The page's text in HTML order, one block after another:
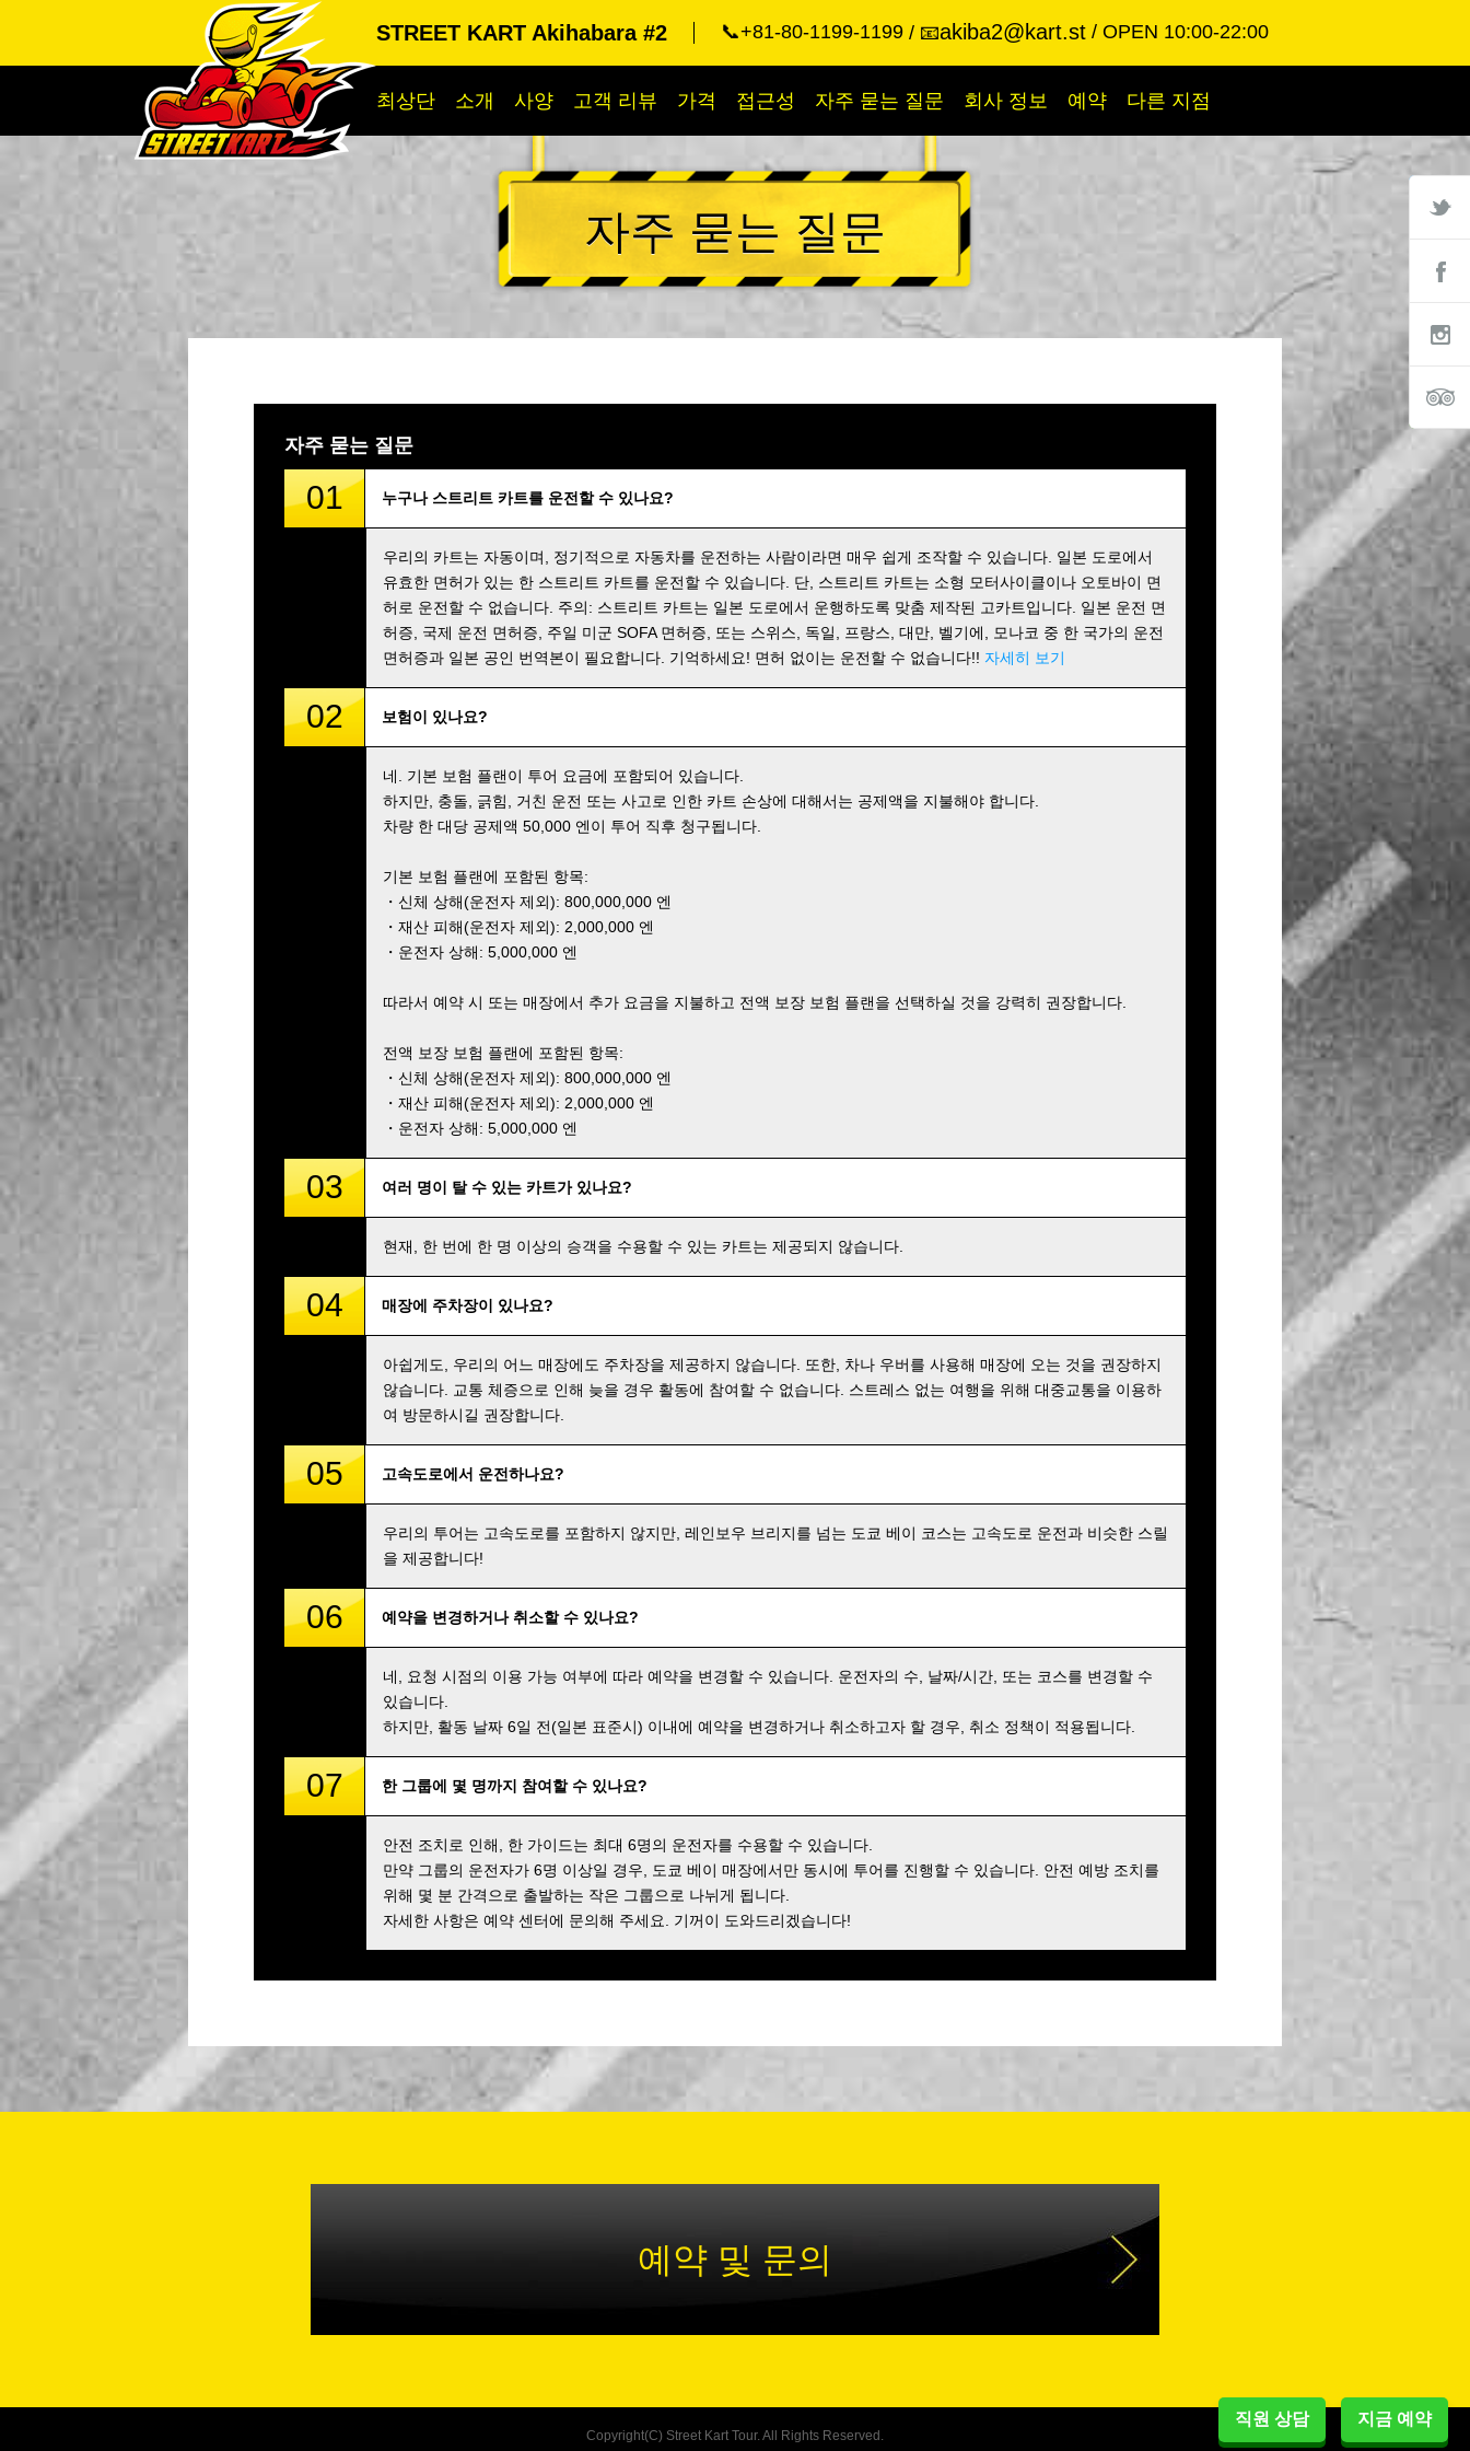
STREET KART Akihabara #2 📞+81-80-1199-1199 📧akiba2@kart.st OPEN 10:00-22:00
최상단 소개 사양 고객 리뷰 가격 접근성 자주 묻는 질문 회사 정보 예약 다른 지점
직원 상담 지금 예약
자주 묻는 질문
자주 묻는 질문
01 누구나 스트리트 카트를 운전할 수 있나요?
우리의 카트는 자동이며, 정기적으로 자동차를 운전하는 사람이라면 매우 쉽게 조작할 수 있습니다. 일본 도로에서
유효한 면허가 있는 한 스트리트 카트를 운전할 수 있습니다. 단, 스트리트 카트는 소형 모터사이클이나 오토바이 면
허로 운전할 수 없습니다. 주의: 스트리트 카트는 일본 도로에서 운행하도록 맞춤 제작된 고카트입니다. 일본 운전 면
허증, 국제 운전 면허증, 주일 미군 SOFA 면허증, 또는 스위스, 독일, 프랑스, 대만, 벨기에, 모나코 중 한 국가의 운전
면허증과 일본 공인 번역본이 필요합니다. 기억하세요! 면허 없이는 운전할 수 없습니다!! 자세히 보기
02 보험이 있나요?
네. 기본 보험 플랜이 투어 요금에 포함되어 있습니다.
하지만, 충돌, 긁힘, 거친 운전 또는 사고로 인한 카트 손상에 대해서는 공제액을 지불해야 합니다.
차량 한 대당 공제액 50,000 엔이 투어 직후 청구됩니다.
기본 보험 플랜에 포함된 항목:
・신체 상해(운전자 제외): 800,000,000 엔
・재산 피해(운전자 제외): 2,000,000 엔
・운전자 상해: 5,000,000 엔
따라서 예약 시 또는 매장에서 추가 요금을 지불하고 전액 보장 보험 플랜을 선택하실 것을 강력히 권장합니다.
전액 보장 보험 플랜에 포함된 항목:
・신체 상해(운전자 제외): 800,000,000 엔
・재산 피해(운전자 제외): 2,000,000 엔
・운전자 상해: 5,000,000 엔
03 여러 명이 탈 수 있는 카트가 있나요?
현재, 한 번에 한 명 이상의 승객을 수용할 수 있는 카트는 제공되지 않습니다.
04 매장에 주차장이 있나요?
아쉽게도, 우리의 어느 매장에도 주차장을 제공하지 않습니다. 또한, 차나 우버를 사용해 매장에 오는 것을 권장하지
않습니다. 교통 체증으로 인해 늦을 경우 활동에 참여할 수 없습니다. 스트레스 없는 여행을 위해 대중교통을 이용하
여 방문하시길 권장합니다.
05 고속도로에서 운전하나요?
우리의 투어는 고속도로를 포함하지 않지만, 레인보우 브리지를 넘는 도쿄 베이 코스는 고속도로 운전과 비슷한 스릴
을 제공합니다!
06 예약을 변경하거나 취소할 수 있나요?
네, 요청 시점의 이용 가능 여부에 따라 예약을 변경할 수 있습니다. 운전자의 수, 날짜/시간, 또는 코스를 변경할 수
있습니다.
하지만, 활동 날짜 6일 전(일본 표준시) 이내에 예약을 변경하거나 취소하고자 할 경우, 취소 정책이 적용됩니다.
07 한 그룹에 몇 명까지 참여할 수 있나요?
안전 조치로 인해, 한 가이드는 최대 6명의 운전자를 수용할 수 있습니다.
만약 그룹의 운전자가 6명 이상일 경우, 도쿄 베이 매장에서만 동시에 투어를 진행할 수 있습니다. 안전 예방 조치를
위해 몇 분 간격으로 출발하는 작은 그룹으로 나뉘게 됩니다.
자세한 사항은 예약 센터에 문의해 주세요. 기꺼이 도와드리겠습니다!
예약 및 문의
Copyright(C) Street Kart Tour. All Rights Reserved.